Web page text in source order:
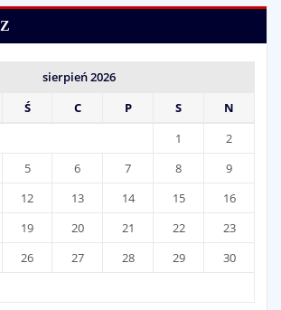
sierpień 2026
Ś C P S
N
1
2
5 6 7 8
9
12 13 14 15
16
19 20 21 22
23
26 27 28 29
30